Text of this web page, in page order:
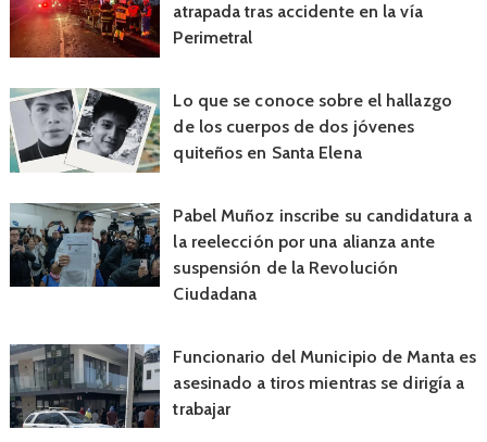
atrapada tras accidente en la vía
Perimetral
Lo que se conoce sobre el hallazgo
de los cuerpos de dos jóvenes
quiteños en Santa Elena
Pabel Muñoz inscribe su candidatura a
la reelección por una alianza ante
suspensión de la Revolución
Ciudadana
Funcionario del Municipio de Manta es
asesinado a tiros mientras se dirigía a
trabajar